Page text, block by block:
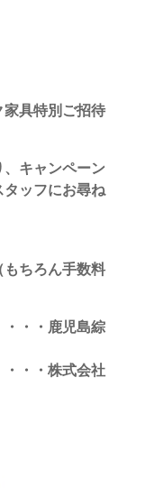
家具特別ご招待
キャンペーン
タッフにお尋ね
ちろん手数料
・・鹿児島綜
・・株式会社